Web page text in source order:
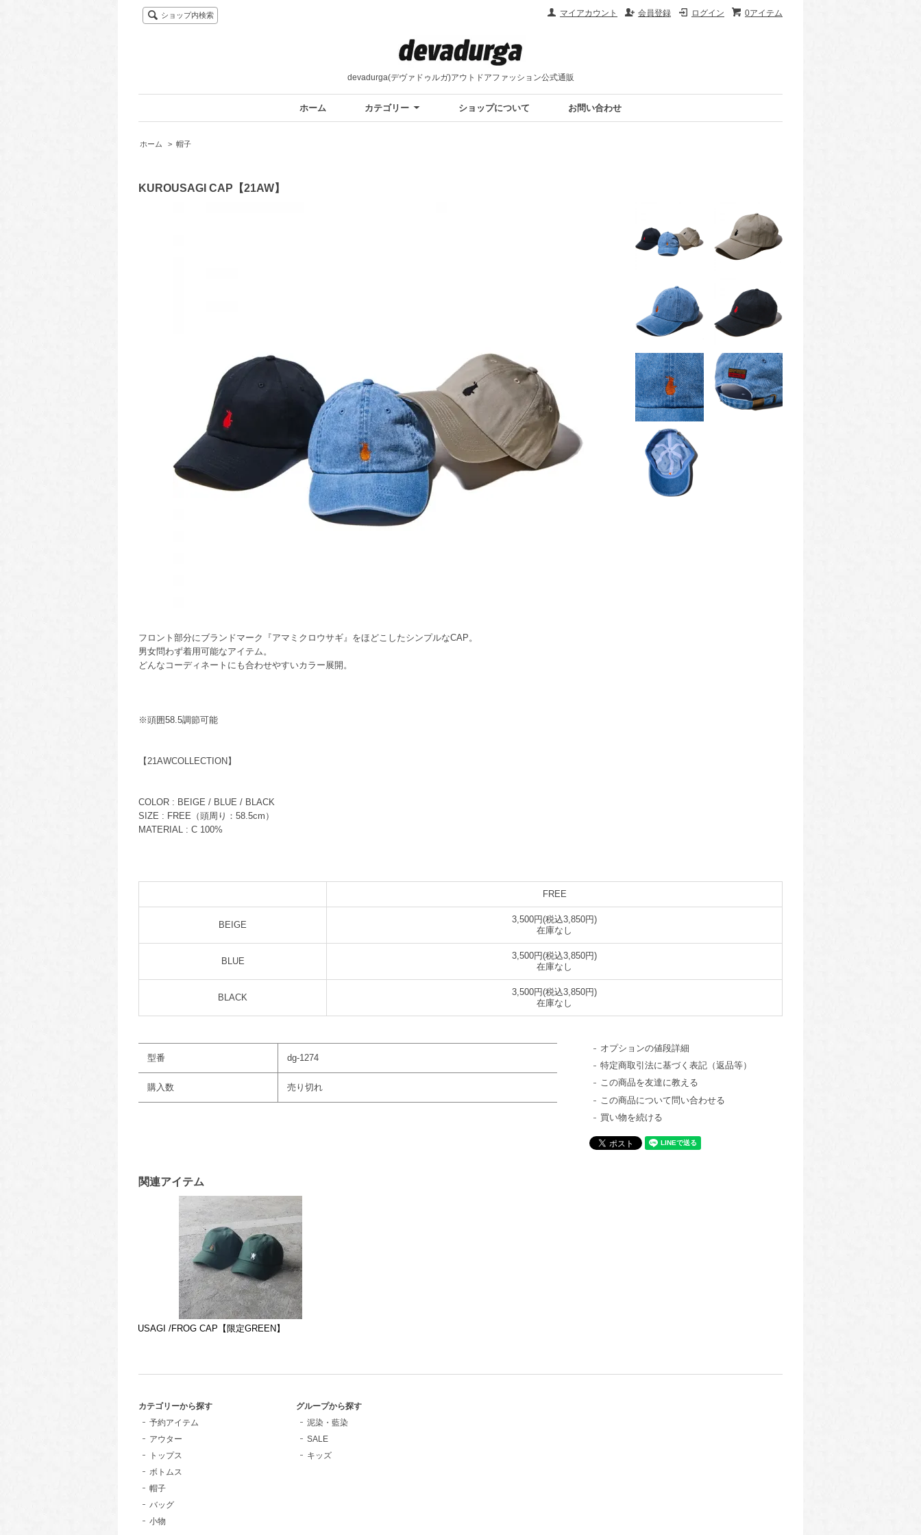
0アイテム
ログイン
会員登録
マイアカウント
ショップ内検索
devadurga(デヴァドゥルガ)アウトドアファッション公式通販
ホーム カテゴリー ショップについて お問い合わせ
ホーム > 帽子
KUROUSAGI CAP【21AW】
フロント部分にブランドマーク『アマミクロウサギ』をほどこしたシンプルなCAP。
男女問わず着用可能なアイテム。
どんなコーディネートにも合わせやすいカラー展開。
※頭囲58.5調節可能
【21AWCOLLECTION】
COLOR : BEIGE / BLUE / BLACK
SIZE : FREE（頭周り：58.5cm）
MATERIAL : C 100%
FREE
BEIGE
3,500円(税込3,850円)
在庫なし
BLUE
3,500円(税込3,850円)
在庫なし
BLACK
3,500円(税込3,850円)
在庫なし
型番 dg-1274
購入数 売り切れ
オプションの値段詳細
特定商取引法に基づく表記（返品等）
この商品を友達に教える
この商品について問い合わせる
買い物を続ける
関連アイテム
USAGI /FROG CAP【限定GREEN】
カテゴリーから探す
予約アイテム
アウター
トップス
ボトムス
帽子
バッグ
小物
グループから探す
泥染・藍染
SALE
キッズ